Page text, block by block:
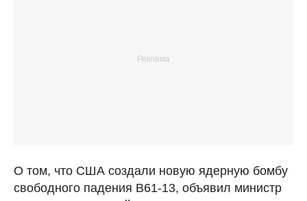
О том, что США создали новую ядерную бомбу
свободного падения B61-13, объявил министр